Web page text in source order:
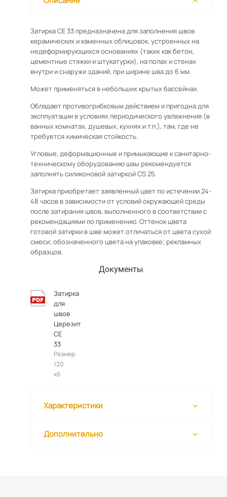
Затирка CE 33 предназначена для заполнения швов
керамических и каменных облицовок, устроенных на
недеформирующихся основаниях (таких как бетон,
цементные стяжки и штукатурки), на полах и стенах
внутри и снаружи зданий, при ширине шва до 6 мм.
Может применяться в небольших крытых бассейнах.
Обладает противогрибковым действием и пригодна для
эксплуатации в условиях периодического увлажнения (в
ванных комнатах, душевых, кухнях и т.п.), там, где не
требуется химическая стойкость.
Угловые, деформационные и примыкающие к санитарно-
техническому оборудованию швы рекомендуется
заполнять силиконовой затиркой CS 25.
Затирка приобретает заявленный цвет по истечении 24-
48 часов в зависимости от условий окружающей среды
после затирания швов, выполненного в соответствии с
рекомендациями по применению. Оттенок цвета
готовой затирки в шве может отличаться от цвета сухой
смеси; обозначенного цвета на упаковке; рекламных
образцов.
Документы
Затирка
для
швов
Церезит
СЕ
33
Размер:
120
кб
Характеристики
Дополнительно